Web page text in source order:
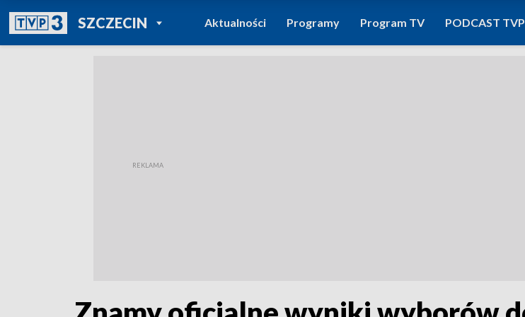
SZCZECINPOWRÓT DO
TVP REGIONY
Aktualności Programy Program TV PODCAST